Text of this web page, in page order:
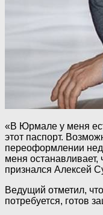
«В Юрмале у меня
этот паспорт.
переоформлении
меня
признался Алексей
Ведущий отметил,
потребуется, готов